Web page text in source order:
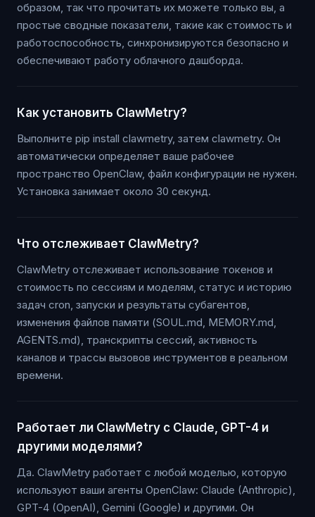
образом, так что прочитать их можете только вы, а
простые сводные показатели, такие как стоимость и
работоспособность, синхронизируются безопасно и
обеспечивают работу облачного дашборда.
Как установить ClawMetry?
Выполните pip install clawmetry, затем clawmetry. Он
автоматически определяет ваше рабочее
пространство OpenClaw, файл конфигурации не нужен.
Установка занимает около 30 секунд.
Что отслеживает ClawMetry?
ClawMetry отслеживает использование токенов и
стоимость по сессиям и моделям, статус и историю
задач cron, запуски и результаты субагентов,
изменения файлов памяти (SOUL.md, MEMORY.md,
AGENTS.md), транскрипты сессий, активность
каналов и трассы вызовов инструментов в реальном
времени.
Работает ли ClawMetry с Claude, GPT-4 и
другими моделями?
Да. ClawMetry работает с любой моделью, которую
используют ваши агенты OpenClaw: Claude (Anthropic),
GPT-4 (OpenAI), Gemini (Google) и другими. Он